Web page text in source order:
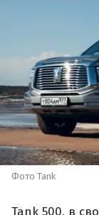
Фото Tank
Tank 500, в